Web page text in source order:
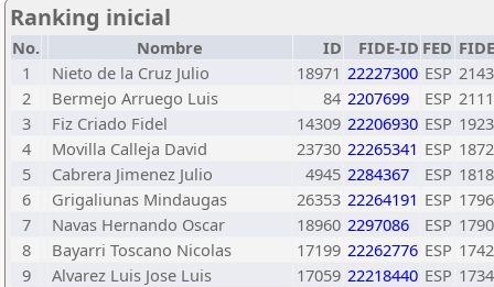
Ranking inicial
No. Nombre ID FIDE-ID FED FIDE
1
Nieto de la Cruz Julio 18971 22227300 ESP 2143
2
Bermejo Arruego Luis 84 2207699 ESP 2111
3
Fiz Criado Fidel 14309 22206930 ESP 1923
4
Movilla Calleja David 23730 22265341 ESP 1872
5
Cabrera Jimenez Julio 4945 2284367 ESP 1818
6
Grigaliunas Mindaugas 26353 22264191 ESP 1796
7
Navas Hernando Oscar 18960 2297086 ESP 1790
8
Bayarri Toscano Nicolas 17199 22262776 ESP 1742
9
Alvarez Luis Jose Luis 17059 22218440 ESP 1734